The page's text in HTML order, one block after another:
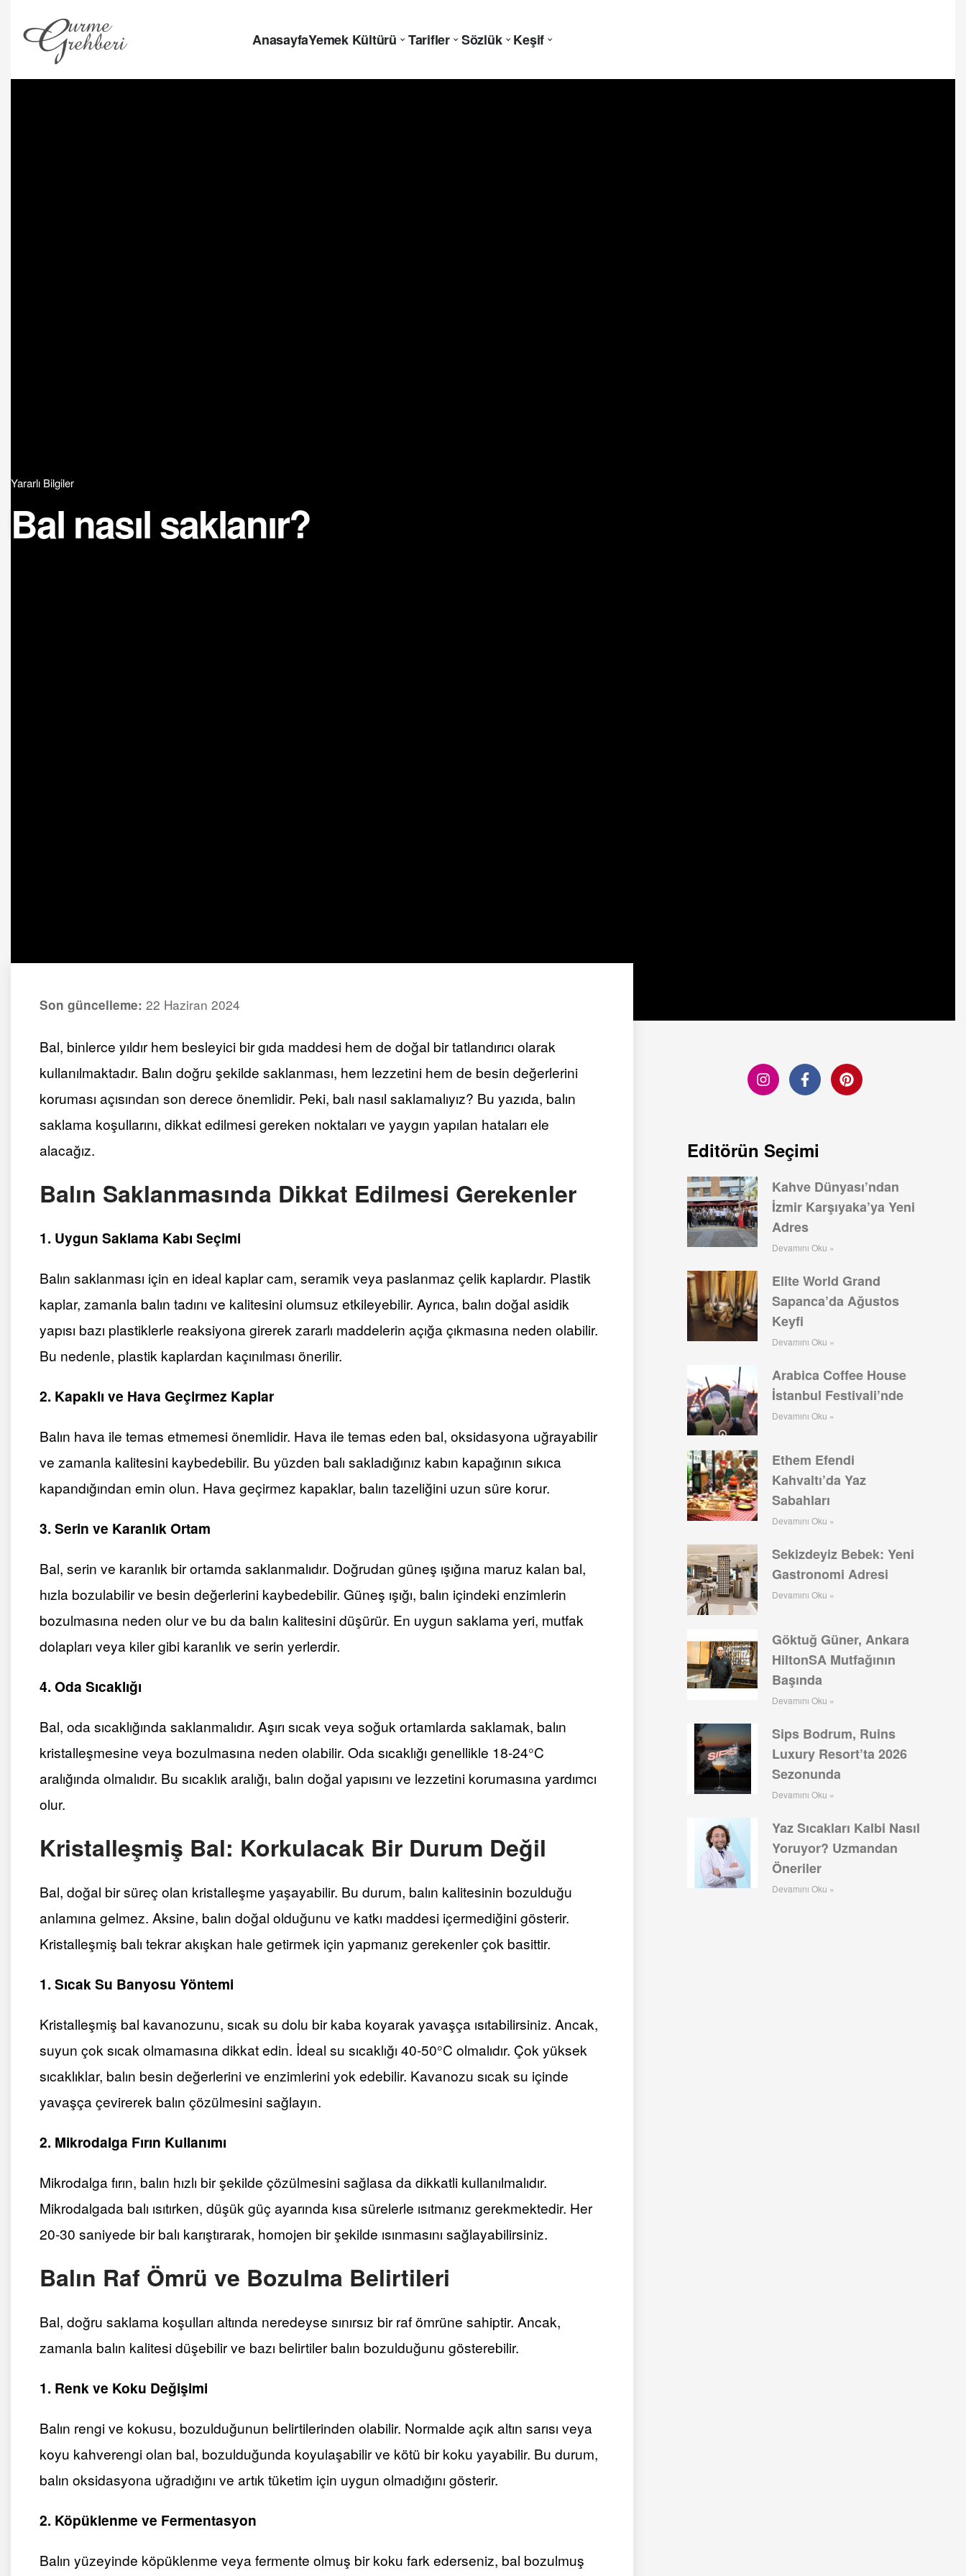
AnasayfaYemek Kültürü Tarifler Sözlük Keşif
Yararlı Bilgiler
Bal nasıl saklanır?
Son güncelleme: 22 Haziran 2024
Bal, binlerce yıldır hem besleyici bir gıda maddesi hem de doğal bir tatlandırıcı olarak
kullanılmaktadır. Balın doğru şekilde saklanması, hem lezzetini hem de besin değerlerini
koruması açısından son derece önemlidir. Peki, balı nasıl saklamalıyız? Bu yazıda, balın
saklama koşullarını, dikkat edilmesi gereken noktaları ve yaygın yapılan hataları ele
alacağız.
Balın Saklanmasında Dikkat Edilmesi Gerekenler
1. Uygun Saklama Kabı Seçimi
Balın saklanması için en ideal kaplar cam, seramik veya paslanmaz çelik kaplardır. Plastik
kaplar, zamanla balın tadını ve kalitesini olumsuz etkileyebilir. Ayrıca, balın doğal asidik
yapısı bazı plastiklerle reaksiyona girerek zararlı maddelerin açığa çıkmasına neden olabilir.
Bu nedenle, plastik kaplardan kaçınılması önerilir.
2. Kapaklı ve Hava Geçirmez Kaplar
Balın hava ile temas etmemesi önemlidir. Hava ile temas eden bal, oksidasyona uğrayabilir
ve zamanla kalitesini kaybedebilir. Bu yüzden balı sakladığınız kabın kapağının sıkıca
kapandığından emin olun. Hava geçirmez kapaklar, balın tazeliğini uzun süre korur.
3. Serin ve Karanlık Ortam
Bal, serin ve karanlık bir ortamda saklanmalıdır. Doğrudan güneş ışığına maruz kalan bal,
hızla bozulabilir ve besin değerlerini kaybedebilir. Güneş ışığı, balın içindeki enzimlerin
bozulmasına neden olur ve bu da balın kalitesini düşürür. En uygun saklama yeri, mutfak
dolapları veya kiler gibi karanlık ve serin yerlerdir.
4. Oda Sıcaklığı
Bal, oda sıcaklığında saklanmalıdır. Aşırı sıcak veya soğuk ortamlarda saklamak, balın
kristalleşmesine veya bozulmasına neden olabilir. Oda sıcaklığı genellikle 18-24°C
aralığında olmalıdır. Bu sıcaklık aralığı, balın doğal yapısını ve lezzetini korumasına yardımcı
olur.
Kristalleşmiş Bal: Korkulacak Bir Durum Değil
Bal, doğal bir süreç olan kristalleşme yaşayabilir. Bu durum, balın kalitesinin bozulduğu
anlamına gelmez. Aksine, balın doğal olduğunu ve katkı maddesi içermediğini gösterir.
Kristalleşmiş balı tekrar akışkan hale getirmek için yapmanız gerekenler çok basittir.
1. Sıcak Su Banyosu Yöntemi
Kristalleşmiş bal kavanozunu, sıcak su dolu bir kaba koyarak yavaşça ısıtabilirsiniz. Ancak,
suyun çok sıcak olmamasına dikkat edin. İdeal su sıcaklığı 40-50°C olmalıdır. Çok yüksek
sıcaklıklar, balın besin değerlerini ve enzimlerini yok edebilir. Kavanozu sıcak su içinde
yavaşça çevirerek balın çözülmesini sağlayın.
2. Mikrodalga Fırın Kullanımı
Mikrodalga fırın, balın hızlı bir şekilde çözülmesini sağlasa da dikkatli kullanılmalıdır.
Mikrodalgada balı ısıtırken, düşük güç ayarında kısa sürelerle ısıtmanız gerekmektedir. Her
20-30 saniyede bir balı karıştırarak, homojen bir şekilde ısınmasını sağlayabilirsiniz.
Balın Raf Ömrü ve Bozulma Belirtileri
Bal, doğru saklama koşulları altında neredeyse sınırsız bir raf ömrüne sahiptir. Ancak,
zamanla balın kalitesi düşebilir ve bazı belirtiler balın bozulduğunu gösterebilir.
1. Renk ve Koku Değişimi
Balın rengi ve kokusu, bozulduğunun belirtilerinden olabilir. Normalde açık altın sarısı veya
koyu kahverengi olan bal, bozulduğunda koyulaşabilir ve kötü bir koku yayabilir. Bu durum,
balın oksidasyona uğradığını ve artık tüketim için uygun olmadığını gösterir.
2. Köpüklenme ve Fermentasyon
Balın yüzeyinde köpüklenme veya fermente olmuş bir koku fark ederseniz, bal bozulmuş
Editörün Seçimi
Kahve Dünyası’ndan
İzmir Karşıyaka’ya Yeni
Adres
Devamını Oku »
Elite World Grand
Sapanca’da Ağustos
Keyfi
Devamını Oku »
Arabica Coffee House
İstanbul Festivali’nde
Devamını Oku »
Ethem Efendi
Kahvaltı’da Yaz
Sabahları
Devamını Oku »
Sekizdeyiz Bebek: Yeni
Gastronomi Adresi
Devamını Oku »
Göktuğ Güner, Ankara
HiltonSA Mutfağının
Başında
Devamını Oku »
Sips Bodrum, Ruins
Luxury Resort’ta 2026
Sezonunda
Devamını Oku »
Yaz Sıcakları Kalbi Nasıl
Yoruyor? Uzmandan
Öneriler
Devamını Oku »